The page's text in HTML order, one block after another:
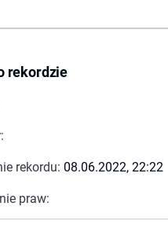
rekordzie
rekordu: 08.06.2022, 22:22
praw: